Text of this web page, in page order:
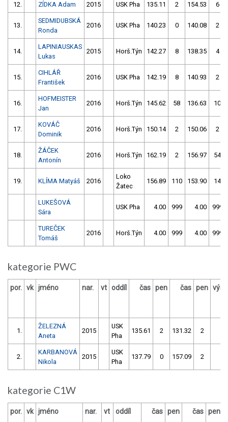
12. ZÍDKA Adam 2015 USK Pha 135.11 2 154.53 6
13.
SEDMIDUBSKÁ
Ronda
2016 USK Pha 140.23 0 140.08 2
14.
LAPINIAUSKAS
Lukas
2015 Horš.Týn 142.27 8 138.35 4
15.
CIHLÁŘ
František
2016 USK Pha 142.19 8 140.93 2
16.
HOFMEISTER
Jan
2016 Horš.Týn 145.62 58 136.63 10
17.
KOVÁČ
Dominik
2016 Horš.Týn 150.14 2 150.06 2
18.
ŽÁČEK
Antonín
2016 Horš.Týn 162.19 2 156.97 54
19. KLÍMA Matyáš 2016
Loko
Žatec
156.89 110 153.90 14
LUKEŠOVÁ
Sára
USK Pha 4.00 999 4.00 999
TUREČEK
Tomáš
2016 Horš.Týn 4.00 999 4.00 999
kategorie PWC
por. vk jméno nar. vt oddíl čas pen čas pen
1.
ŽELEZNÁ
Aneta
2015
USK
Pha
135.61 2 131.32 2
2.
KARBANOVÁ
Nikola
2015
USK
Pha
137.79 0 157.09 2
kategorie C1W
por. vk jméno nar. vt oddíl čas pen čas pen